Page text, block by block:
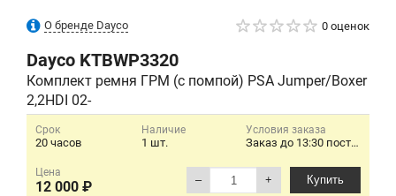
О бренде Dayco 0 оценок
Dayco KTBWP3320
Комплект ремня ГРМ (с помпой) PSA Jumper/Boxer
2,2HDI 02-
Срок
20 часов
Наличие
1 шт.
Условия заказа
Заказ до 13:30 поставка на следующий день.
Цена
12 000 ₽ – + Купить